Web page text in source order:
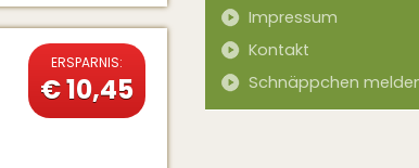
ERSPARNIS:
€ 10,45
Impressum
Kontakt
Schnäppchen